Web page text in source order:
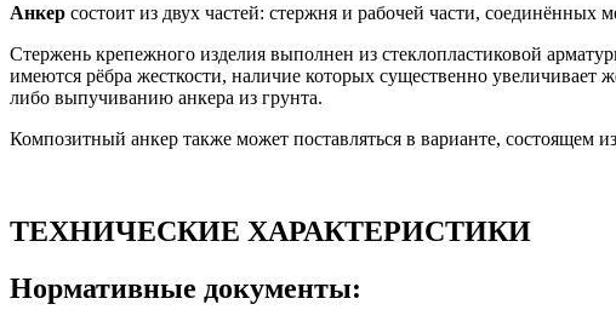
Анкер состоит из двух частей: стержня и рабочей части, соединённых
Стержень крепежного изделия выполнен из стеклопластиковой
имеются рёбра жесткости, наличие которых существенно
либо выпучиванию анкера из грунта.
Композитный анкер также может поставляться в варианте,
ТЕХНИЧЕСКИЕ ХАРАКТЕРИСТИКИ
Нормативные документы: